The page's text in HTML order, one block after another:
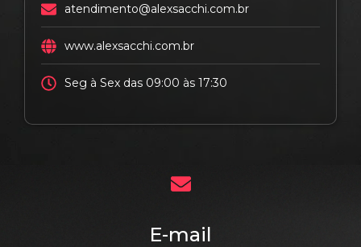
atendimento@alexsacchi.com.br
www.alexsacchi.com.br
Seg à Sex das 09:00 às 17:30
E-mail